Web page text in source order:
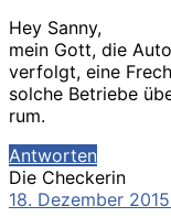
Hey Sanny,
mein Gott, die
verfolgt, eine
solche Betriebe
rum.
Antworten
Die Checkerinsagt:
18. Dezember